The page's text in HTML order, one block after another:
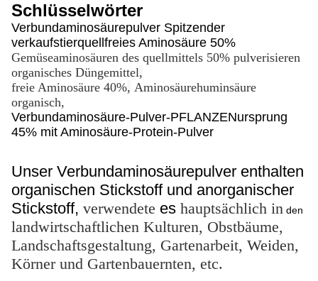
Schlüsselwörter
Verbundaminosäurepulver Spitzender
verkaufstierquellfreies Aminosäure 50%
Gemüseaminosäuren des quellmittels 50% pulverisieren
organisches Düngemittel,
freie Aminosäure 40%, Aminosäurehuminsäure
organisch,
Verbundaminosäure-Pulver-PFLANZENursprung
45% mit Aminosäure-Protein-Pulver
Unser Verbundaminosäurepulver enthalten
organischen Stickstoff und anorganischer
Stickstoff, verwendete es hauptsächlich in den
landwirtschaftlichen Kulturen, Obstbäume,
Landschaftsgestaltung, Gartenarbeit, Weiden,
Körner und Gartenbauernten, etc.